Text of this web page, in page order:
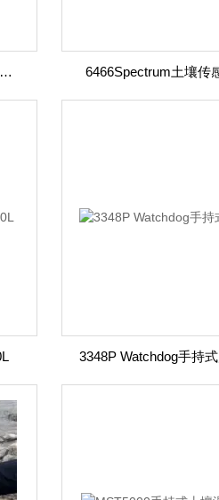
Basiclmodel进口 自动考种仪 千粒重仪 6466Spectrum土壤传
3348P Watchdog手持